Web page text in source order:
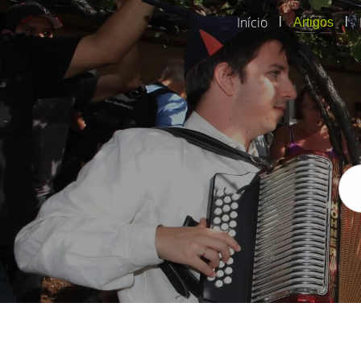
Início | Artigos |